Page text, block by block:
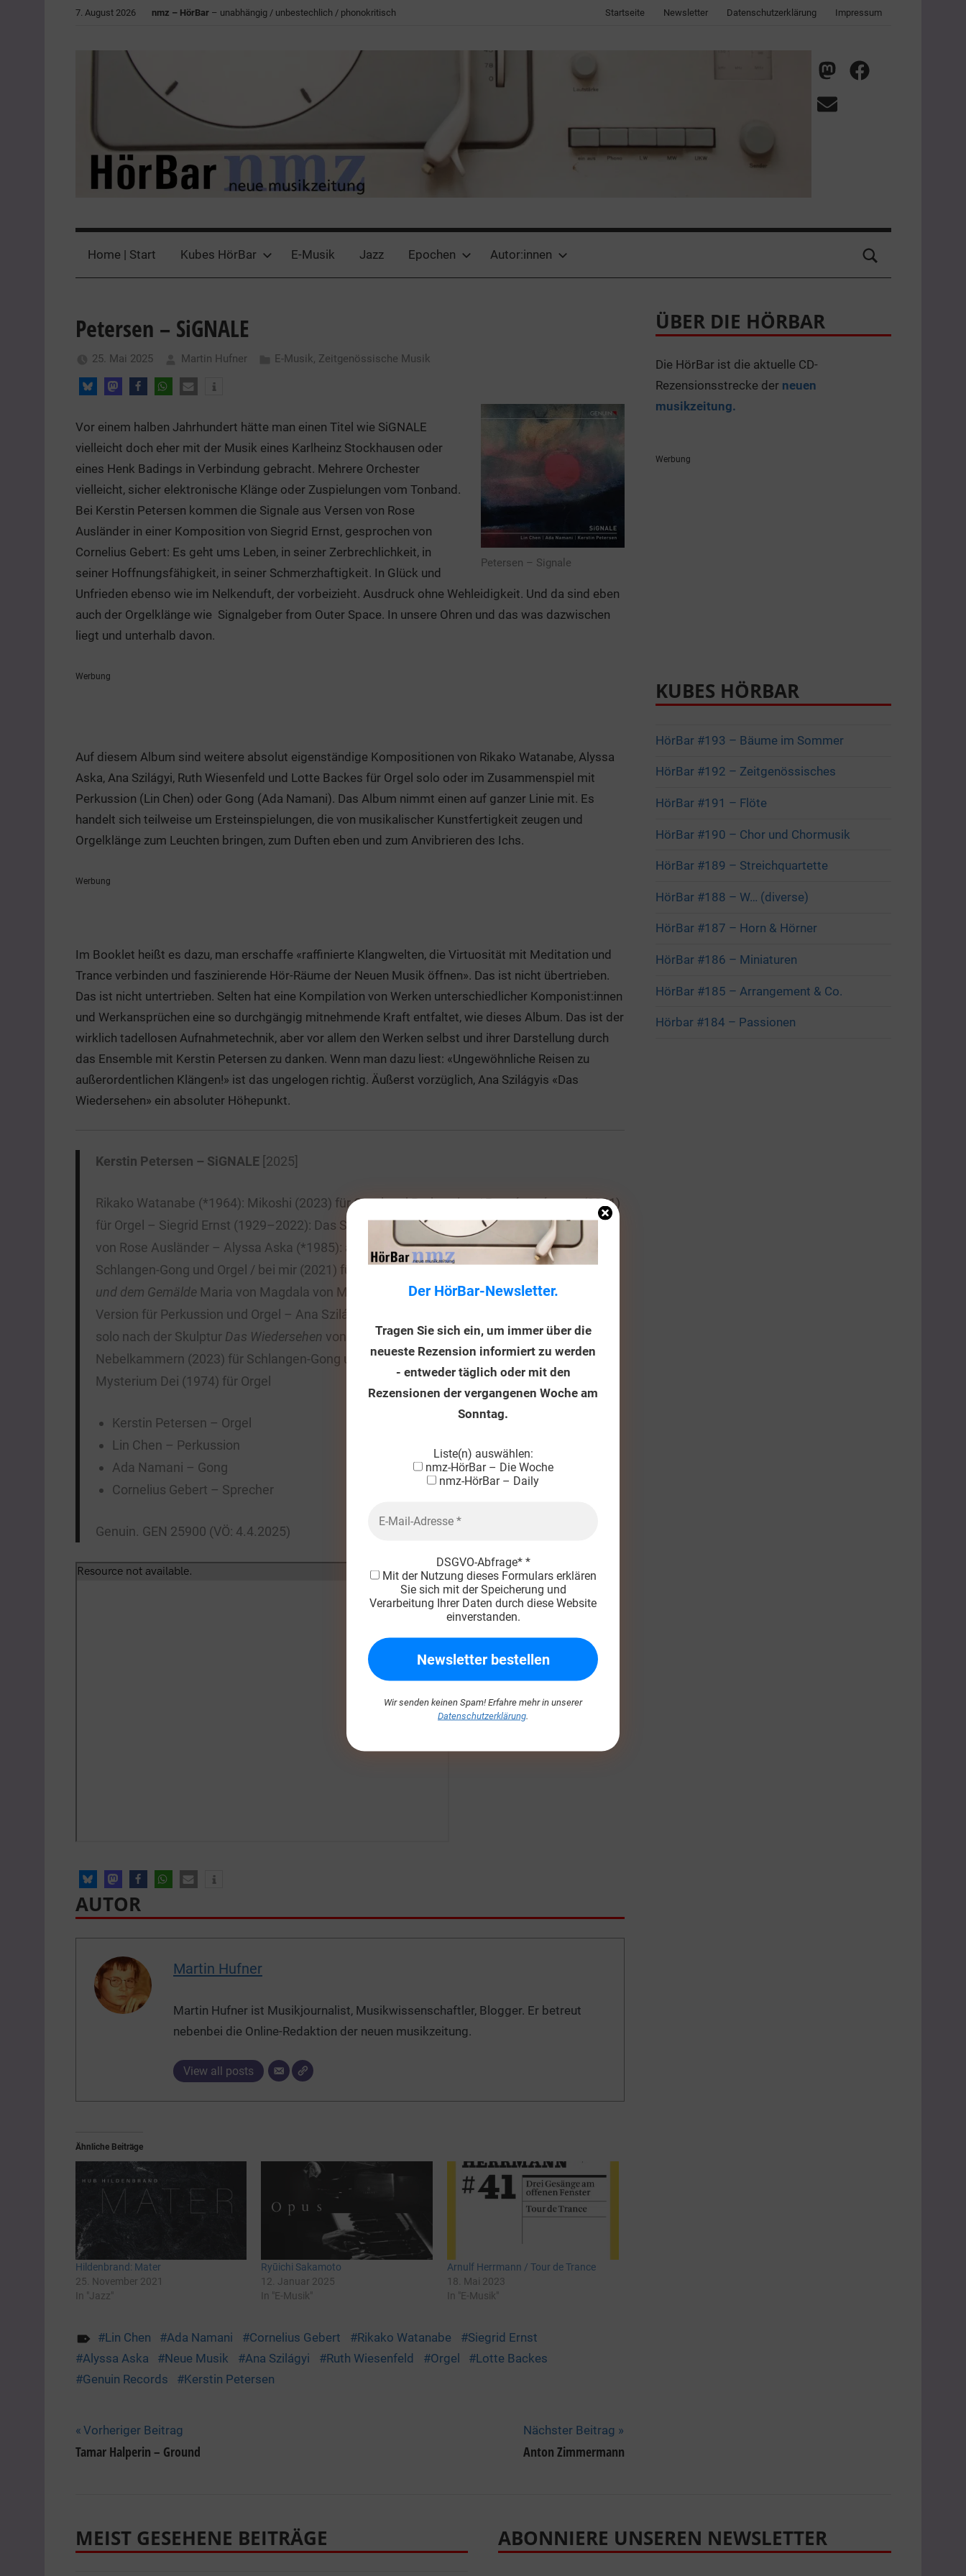
7. August 2026 nmz – HörBar – unabhängig / unbestechlich / phonokritisch Startseite Newsletter Datenschutzerklärung Impressum
HörBar
der
nmz
Mastodon
nmz
E-
Home | Start Kubes HörBar E-Musik Jazz Epochen Autor:innen
Petersen – SiGNALE
25. Mai 2025 Martin Hufner E-Musik, Zeitgenössische Musik
Petersen – Signale
Vor einem halben Jahrhundert hätte man einen Titel wie SiGNALE
vielleicht doch eher mit der Musik eines Karlheinz Stockhausen oder
eines Henk Badings in Verbindung gebracht. Mehrere Orchester
vielleicht, sicher elektronische Klänge oder Zuspielungen vom Tonband.
Bei Kerstin Petersen kommen die Signale aus Versen von Rose
Ausländer in einer Komposition von Siegrid Ernst, gesprochen von
Cornelius Gebert: Es geht ums Leben, in seiner Zerbrechlichkeit, in
seiner Hoffnungsfähigkeit, in seiner Schmerzhaftigkeit. In Glück und
Unfrieden ebenso wie im Nelkenduft, der vorbeizieht. Ausdruck ohne Wehleidigkeit. Und da sind eben
auch der Orgelklänge wie Signalgeber from Outer Space. In unsere Ohren und das was dazwischen
liegt und unterhalb davon.
Werbung
Auf diesem Album sind weitere absolut eigenständige Kompositionen von Rikako Watanabe, Alyssa
Aska, Ana Szilágyi, Ruth Wiesenfeld und Lotte Backes für Orgel solo oder im Zusammenspiel mit
Perkussion (Lin Chen) oder Gong (Ada Namani). Das Album nimmt einen auf ganzer Linie mit. Es
handelt sich teilweise um Ersteinspielungen, die von musikalischer Kunstfertigkeit zeugen und
Orgelklänge zum Leuchten bringen, zum Duften eben und zum Anvibrieren des Ichs.
Werbung
Im Booklet heißt es dazu, man erschaffe «raffinierte Klangwelten, die Virtuosität mit Meditation und
Trance verbinden und faszinierende Hör-Räume der Neuen Musik öffnen». Das ist nicht übertrieben.
Das ist nicht untertrieben. Selten hat eine Kompilation von Werken unterschiedlicher Komponist:innen
und Werkansprüchen eine so durchgängig mitnehmende Kraft entfaltet, wie dieses Album. Das ist der
wirklich tadellosen Aufnahmetechnik, aber vor allem den Werken selbst und ihrer Darstellung durch
das Ensemble mit Kerstin Petersen zu danken. Wenn man dazu liest: «Ungewöhnliche Reisen zu
außerordentlichen Klängen!» ist das ungelogen richtig. Äußerst vorzüglich, Ana Szilágyis «Das
Wiedersehen» ein absoluter Höhepunkt.
Kerstin Petersen – SiGNALE [2025]
Rikako Watanabe (*1964): Mikoshi (2023) für Orgel und Perkussion / Passés présents (2021)
für Orgel – Siegrid Ernst (1929–2022): Das Signal (2012) für Orgel und Sprecher über Texte
von Rose Ausländer – Alyssa Aska (*1985): aufstieg.entspannung (2020). Urfassung für
Schlangen-Gong und Orgel / bei mir (2021) für Orgel & Drones nach der ArieBist du bei mir
und dem Gemälde Maria von Magdala von Mehrdad Zaer / aufstieg.entspannung (2021)
Version für Perkussion und Orgel – Ana Szilágyi (*1971): Das Wiedersehen (2020) für Orgel
solo nach der Skulptur Das Wiedersehen von Ernst Barlach – Ruth Wiesenfeld (*1972):
Nebelkammern (2023) für Schlangen-Gong und Orgel – Lotte Backes (1901–1990):
Mysterium Dei (1974) für Orgel
Kerstin Petersen – Orgel
Lin Chen – Perkussion
Ada Namani – Gong
Cornelius Gebert – Sprecher
Genuin. GEN 25900 (VÖ: 4.4.2025)
AUTOR
Martin Hufner
Martin Hufner ist Musikjournalist, Musikwissenschaftler, Blogger. Er betreut
nebenbei die Online-Redaktion der neuen musikzeitung.
View all posts
Der HörBar-Newsletter.
Tragen Sie sich ein, um immer über die
neueste Rezension informiert zu werden
- entweder täglich oder mit den
Rezensionen der vergangenen Woche am
Sonntag.
Liste(n) auswählen:
nmz-HörBar – Die Woche
nmz-HörBar – Daily
DSGVO-Abfrage* *
Mit der Nutzung dieses Formulars erklären
Sie sich mit der Speicherung und
Verarbeitung Ihrer Daten durch diese Website
einverstanden.
Wir senden keinen Spam! Erfahre mehr in unserer
Datenschutzerklärung.
Ähnliche Beiträge
Hildenbrand: Mater
25. November 2021
In "Jazz"
Ryūichi Sakamoto
12. Januar 2025
In "E-Musik"
Arnulf Herrmann / Tour de Trance
18. Mai 2023
In "E-Musik"
Lin Chen Ada Namani Cornelius Gebert Rikako Watanabe
Siegrid Ernst
Alyssa Aska
Neue Musik Ana Szilágyi Ruth Wiesenfeld Orgel
Lotte Backes
Genuin Records
Kerstin Petersen
Beitragsnavigation
Vorheriger Beitrag
Tamar Halperin ­– Ground
Nächster Beitrag
Anton Zimmermann
ÜBER DIE HÖRBAR
Die HörBar ist die aktuelle CD-
Rezensionsstrecke der neuen
musikzeitung.
Werbung
KUBES HÖRBAR
HörBar #193 – Bäume im Sommer
HörBar #192 – Zeitgenössisches
HörBar #191 – Flöte
HörBar #190 – Chor und Chormusik
HörBar #189 – Streichquartette
HörBar #188 – W… (diverse)
HörBar #187 – Horn & Hörner
HörBar #186 – Miniaturen
HörBar #185 – Arrangement & Co.
Hörbar #184 – Passionen
MEIST GESEHENE BEITRÄGE ABONNIERE UNSEREN NEWSLETTER